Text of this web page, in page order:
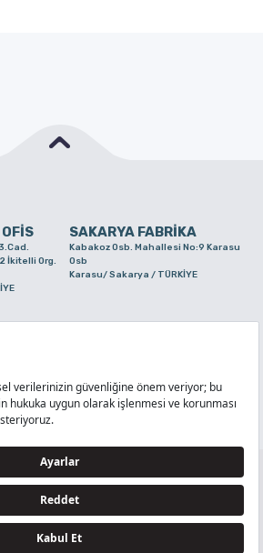
SAKARYA FABRİKA
İkitelli Org.
Kabakoz Osb. Mahallesi No:9 Karasu
Osb
Karasu/ Sakarya / TÜRKİYE
No.11 A/C
TİC. VE SAN. LTD. ŞTİ..’E AİTTİR
Metni - Ziyaretçi Aydınlatma Metni - Veri Sahibi Başvuru